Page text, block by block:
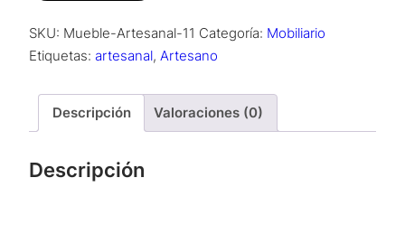
Cerezo
Macizo
SKU: Mueble-Artesanal-11 Categoría: Mobiliario
Etiquetas: artesanal, Artesano
Descripción Valoraciones (0)
Descripción